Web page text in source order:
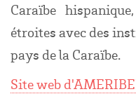
Caraïbe
étroites avec des
pays de la Caraïbe.
Site web d'